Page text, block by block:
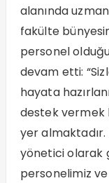
alanında
fakülte
personel
devam etti:
hayata
destek vermek
yer almaktadır.
yönetici olarak
personelimiz